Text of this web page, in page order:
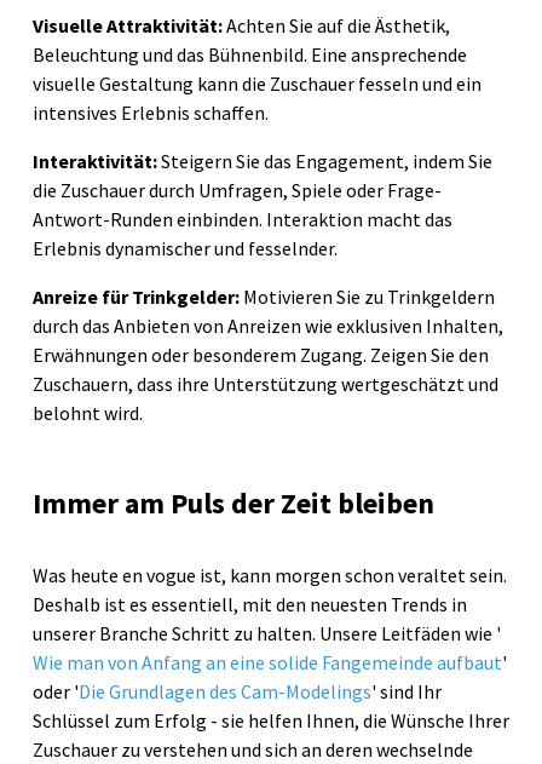
Visuelle Attraktivität:Achten Sie auf die Ästhetik,
Beleuchtung und das Bühnenbild. Eine ansprechende
visuelle Gestaltung kann die Zuschauer fesseln und ein
intensives Erlebnis schaffen.
Interaktivität:Steigern Sie das Engagement, indem Sie
die Zuschauer durch Umfragen, Spiele oder Frage-
Antwort-Runden einbinden. Interaktion macht das
Erlebnis dynamischer und fesselnder.
Anreize für Trinkgelder: Motivieren Sie zu Trinkgeldern
durch das Anbieten von Anreizen wie exklusiven Inhalten,
Erwähnungen oder besonderem Zugang. Zeigen Sie den
Zuschauern, dass ihre Unterstützung wertgeschätzt und
belohnt wird.
Immer am Puls der Zeit bleiben
Was heute en vogue ist, kann morgen schon veraltet sein.
Deshalb ist es essentiell, mit den neuesten Trends in
unserer Branche Schritt zu halten. Unsere Leitfäden wie '
Wie man von Anfang an eine solide Fangemeinde aufbaut'
oder 'Die Grundlagen des Cam-Modelings' sind Ihr
Schlüssel zum Erfolg - sie helfen Ihnen, die Wünsche Ihrer
Zuschauer zu verstehen und sich an deren wechselnde